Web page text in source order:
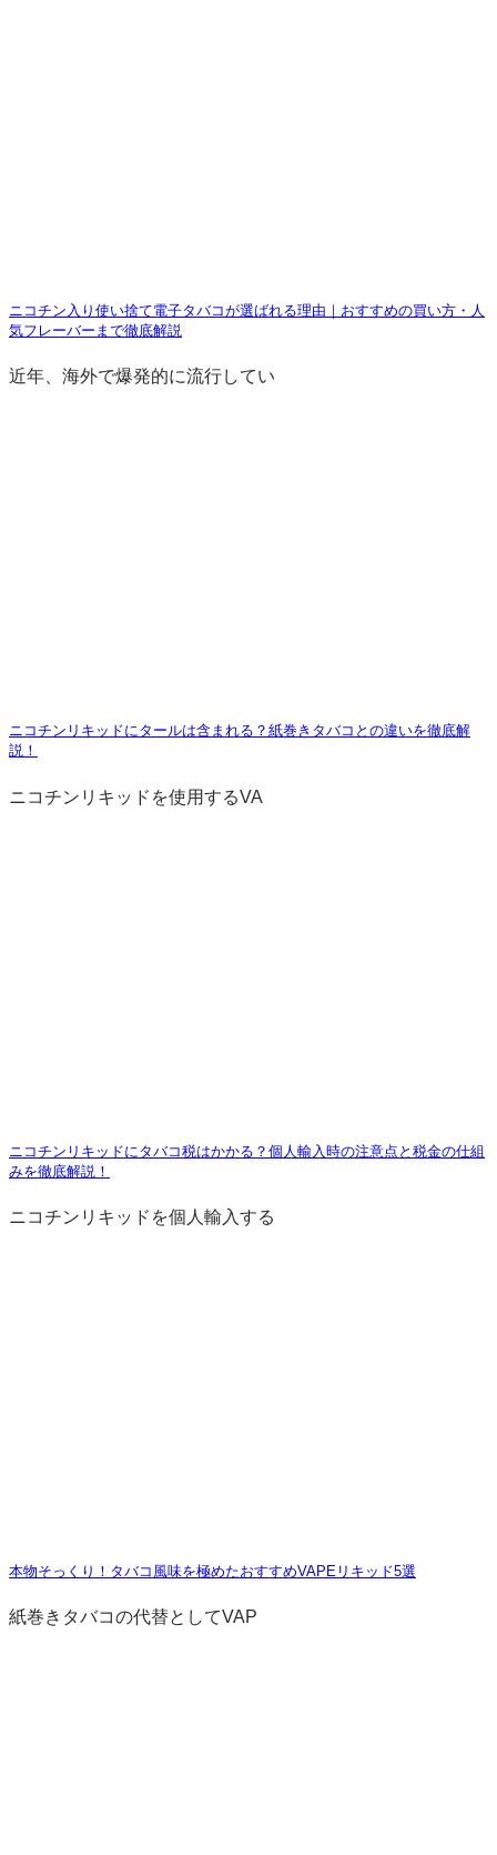
ニコチン入り使い捨て電子タバコが選ばれる理由｜おすすめの買い方・人
気フレーバーまで徹底解説
近年、海外で爆発的に流行してい
ニコチンリキッドにタールは含まれる？紙巻きタバコとの違いを徹底解
説！
ニコチンリキッドを使用するVA
ニコチンリキッドにタバコ税はかかる？個人輸入時の注意点と税金の仕組
みを徹底解説！
ニコチンリキッドを個人輸入する
本物そっくり！タバコ風味を極めたおすすめVAPEリキッド5選
紙巻きタバコの代替としてVAP